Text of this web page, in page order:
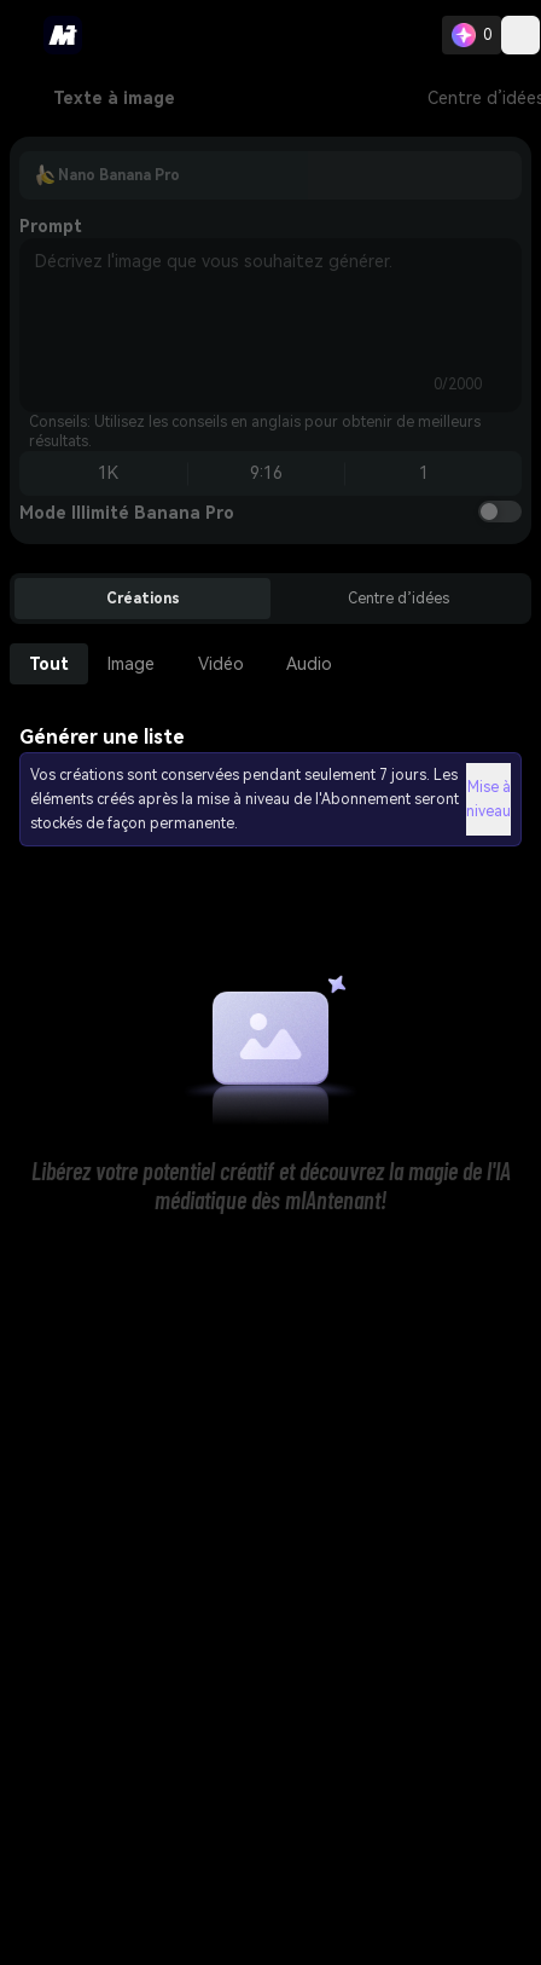
0
Texte à image Centre
Nano Banana Pro
Prompt
0/2000
Conseils: Utilisez les conseils en anglais pour obtenir de meilleurs
résultats.
1K 9:16 1
Mode Illimité Banana Pro
Créations Centre d’idées
Tout Image Vidéo Audio
Générer une liste
Vos créations sont conservées pendant seulement 7 jours. Les
éléments créés après la mise à niveau de l'Abonnement seront
stockés de façon permanente.
Mise à
niveau
Libérez votre potentiel créatif et découvrez la magie de l'IA
médiatique dès mIAntenant!